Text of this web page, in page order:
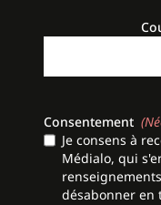
Consentement
Je consens à
Médialo, qui
désabonner en